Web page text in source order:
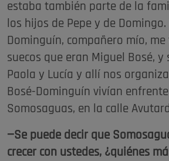
estaba también parte de la
los hijos de Pepe y de
Dominguín, compañero mío,
suecos que eran Miguel Bosé, y
Paola y Lucía y allí nos
Bosé-Dominguín vivían
Somosaguas, en la calle
—Se puede decir que
crecer con ustedes, ¿quiénes